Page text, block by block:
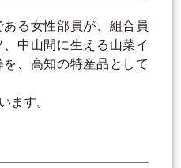
る女性部員が、組合員
中山間に生える山菜イ
、高知の特産品として
ます。